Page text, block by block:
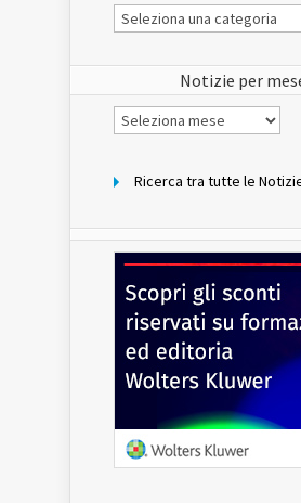
Le
Notizie
Notizie per
Notizie
per
Ricerca tra tutte le